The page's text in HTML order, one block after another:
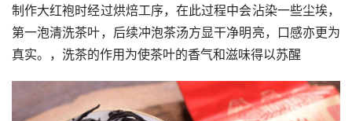
制作大红袍时经过烘焙工序，在此过程中会沾染一些尘埃，
第一泡清洗茶叶，后续冲泡茶汤方显干净明亮，口感亦更为
真实。，洗茶的作用为使茶叶的香气和滋味得以苏醒